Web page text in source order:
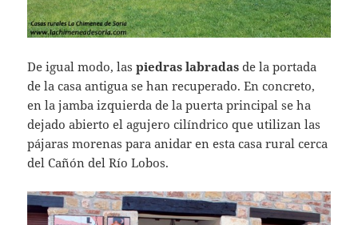
De igual modo, las piedras labradas de la portada
de la casa antigua se han recuperado. En concreto,
en la jamba izquierda de la puerta principal se ha
dejado abierto el agujero cilíndrico que utilizan las
pájaras morenas para anidar en esta casa rural cerca
del Cañón del Río Lobos.